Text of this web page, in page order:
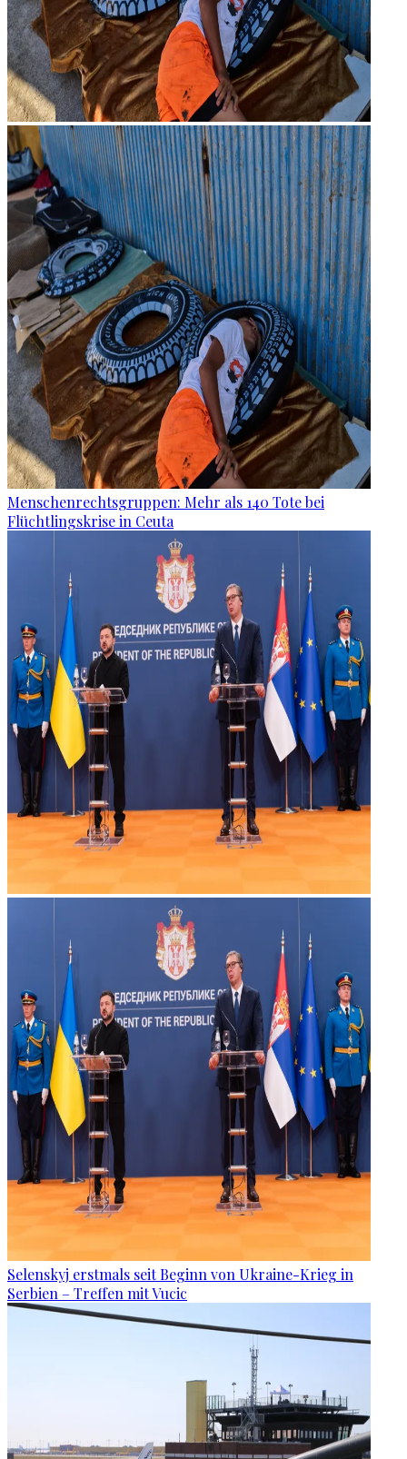
Menschenrechtsgruppen: Mehr als 140 Tote bei
Flüchtlingskrise in Ceuta
Selenskyj erstmals seit Beginn von Ukraine-Krieg in
Serbien – Treffen mit Vucic